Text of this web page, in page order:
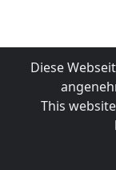
Diese
This